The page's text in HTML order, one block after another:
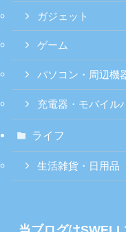
ガジェット
ゲーム
パソコン・周辺機
充電器・モバイル
ライフ
生活雑貨・日用品